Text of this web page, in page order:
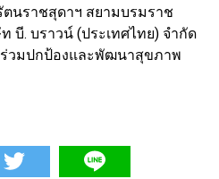
นราชสุดาฯ สยามบรมราช
บี. บราวน์ (ประเทศไทย) จำกัด
วมปกป้องและพัฒนาสุขภาพ